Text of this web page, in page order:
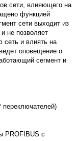
сети, влияющего на
функцией
сети выходит из
не позволяет
сеть и влиять на
оповещение о
сегмент и
PROFIBUS с